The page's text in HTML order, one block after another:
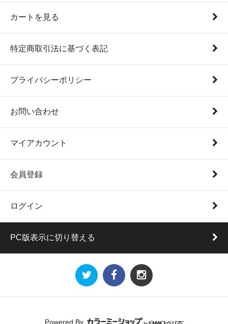
カートを見る
特定商取引法に基づく表記
プライバシーポリシー
お問い合わせ
マイアカウント
会員登録
ログイン
PC版表示に切り替える
Powered By